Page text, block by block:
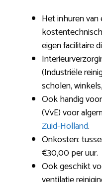
Het inhuren van
eigen facilitaire
(Industriële
scholen,
Ook handig
(VvE) voor
Zuid-Holland.
Onkosten:
€30,00 per uur.
Ook geschikt